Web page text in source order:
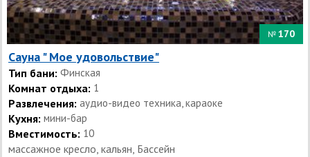
№ 170
Сауна " Мое удовольствие"
Тип бани: Финская
Комнат отдыха: 1
Развлечения: аудио-видео техника, караоке
Кухня: мини-бар
Вместимость: 10
массажное кресло, кальян, Бассейн